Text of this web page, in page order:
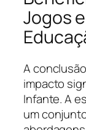
Jogos
A
impacto
Infante. A
um